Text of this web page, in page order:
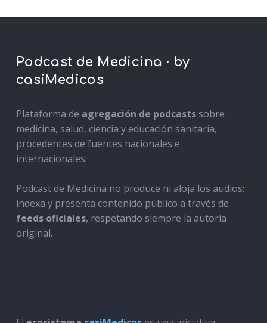
Podcast de Medicina · by
casiMedicos
Plataforma de agregación de podcastssobre
medicina, salud, ciencia y educación sanitaria,
procedentes de fuentes nacionales e
internacionales.
Podcast de Medicina no produce ni aloja los audios:
indexa y presenta contenido público a través de
feeds oficiales, respetando siempre la autoría
original.